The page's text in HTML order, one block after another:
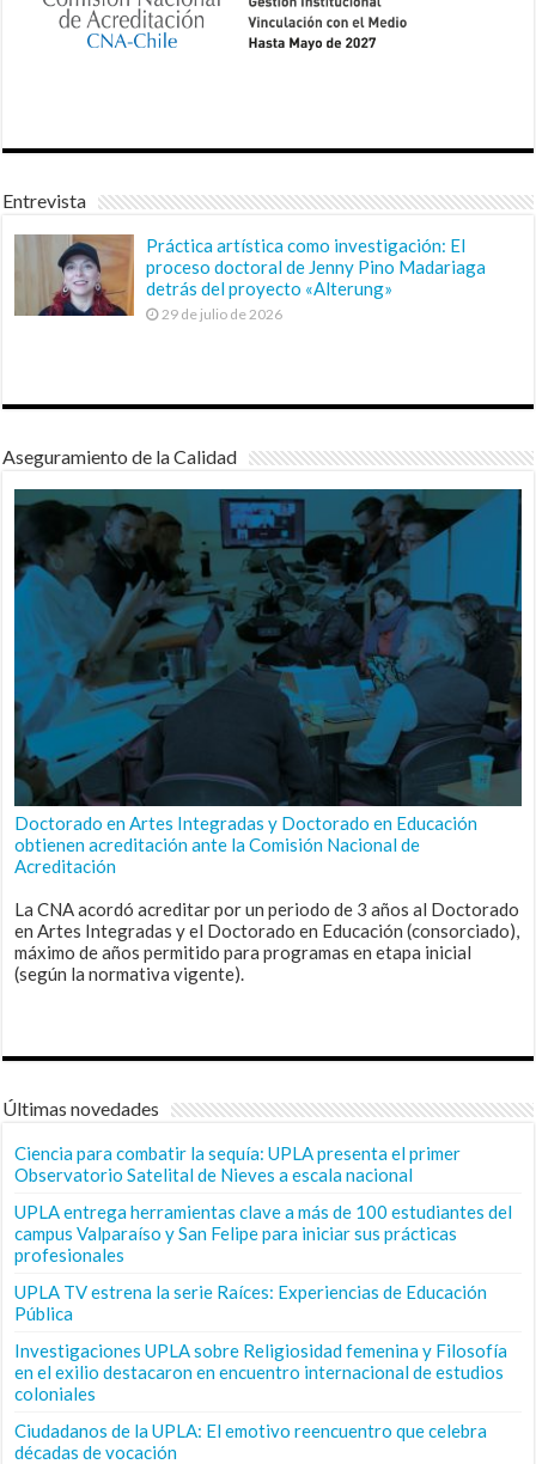
Entrevista
Práctica artística como investigación: El
proceso doctoral de Jenny Pino Madariaga
detrás del proyecto «Alterung»
29 de julio de 2026
Aseguramiento de la Calidad
Doctorado en Artes Integradas y Doctorado en Educación
obtienen acreditación ante la Comisión Nacional de
Acreditación
La CNA acordó acreditar por un periodo de 3 años al Doctorado
en Artes Integradas y el Doctorado en Educación (consorciado),
máximo de años permitido para programas en etapa inicial
(según la normativa vigente).
Últimas novedades
Ciencia para combatir la sequía: UPLA presenta el primer
Observatorio Satelital de Nieves a escala nacional
UPLA entrega herramientas clave a más de 100 estudiantes del
campus Valparaíso y San Felipe para iniciar sus prácticas
profesionales
UPLA TV estrena la serie Raíces: Experiencias de Educación
Pública
Investigaciones UPLA sobre Religiosidad femenina y Filosofía
en el exilio destacaron en encuentro internacional de estudios
coloniales
Ciudadanos de la UPLA: El emotivo reencuentro que celebra
décadas de vocación